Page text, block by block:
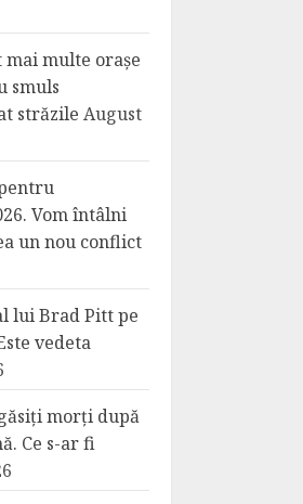
multe orașe
smuls
străzile August
Vom întâlni
un nou conflict
lui Brad Pitt pe
vedeta
morți după
Ce s-ar fi